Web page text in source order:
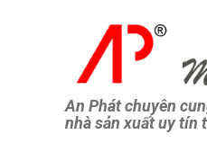
An Phát chuyên
nhà sản xuất uy tín